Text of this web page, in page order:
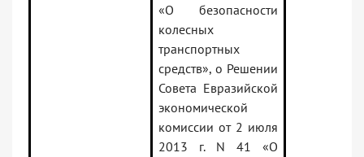
«О безопасности
колесных
транспортных
средств», о Решении
Совета Евразийской
экономической
комиссии от 2 июля
2013 г. N 41 «О